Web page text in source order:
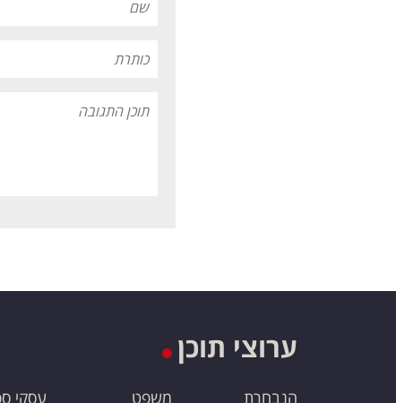
ערוצי תוכן
הנבחרת משפט עסקי